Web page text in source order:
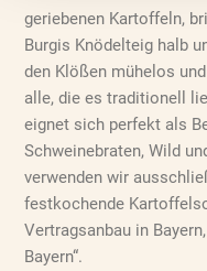
geriebenen Kartoffeln,
Burgis Knödelteig halb
den Klößen mühelos
alle, die es traditionell
eignet sich perfekt als
Schweinebraten, Wild
verwenden wir
festkochende
Vertragsanbau in
Bayern“.